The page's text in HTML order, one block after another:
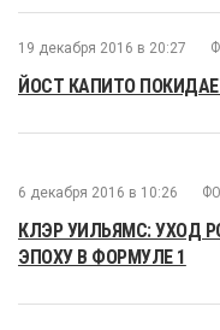
19 декабря 2016 в 20:27
ЙОСТ КАПИТО
6 декабря 2016 в 10:26
КЛЭР УИЛЬЯМС: УХОД
ЭПОХУ В ФОРМУЛЕ 1